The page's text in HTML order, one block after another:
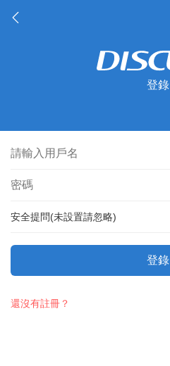
登錄
安全提問(未設置請忽略)
登錄
還沒有註冊？